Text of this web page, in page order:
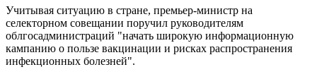
Учитывая ситуацию в стране, премьер-министр на
селекторном совещании поручил руководителям
облгосадминистраций "начать широкую информационную
кампанию о пользе вакцинации и рисках распространения
инфекционных болезней".